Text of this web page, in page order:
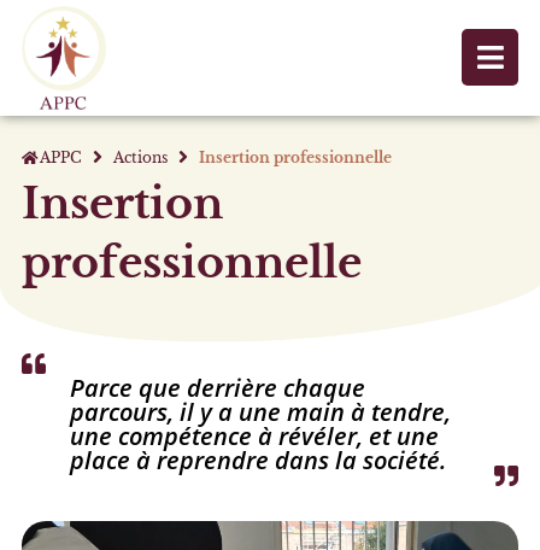
Aller
contenu
APPC Actions Insertion professionnelle
Insertion
professionnelle
Parce que derrière chaque
parcours, il y a une main à tendre,
une compétence à révéler, et une
place à reprendre dans la société.